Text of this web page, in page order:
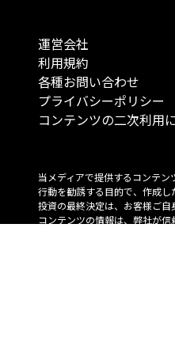
運営会社
利用規約
各種お問い合わせ
プライバシーポリシー
コンテンツの二次利用
当メディアで提供するコンテ
行動を勧誘する目的で、作成
投資の最終決定は、お客様ご
コンテンツの情報は、弊社が